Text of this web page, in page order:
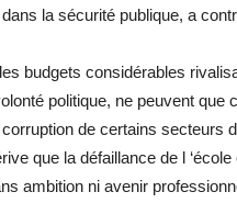
la sécurité publique, a
budgets considérables
politique, ne peuvent que
de certains secteurs
que la défaillance de l
ambition ni avenir